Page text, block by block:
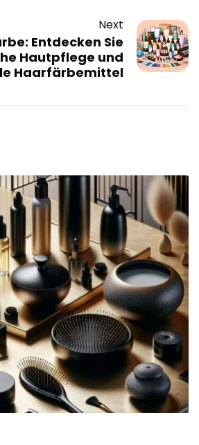
Next
Entdecken Sie
Hautpflege und
Haarfärbemittel